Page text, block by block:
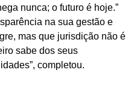
nunca; o futuro é hoje.”
na sua gestão e
mas que jurisdição não é
sabe dos seus
completou.